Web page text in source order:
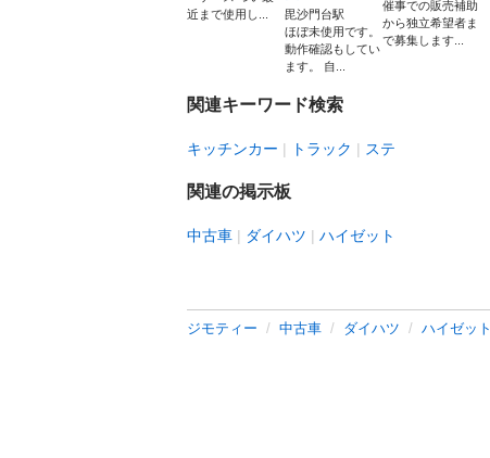
近まで使用し...
毘沙門台駅
ほぼ未使用です。
動作確認もしてい
ます。 自...
催事での販売補助
から独立希望者ま
で募集します...
関連キーワード検索
キッチンカー トラック ステ
関連の掲示板
中古車 ダイハツ ハイゼット
ジモティー 中古車 ダイハツ ハイゼット